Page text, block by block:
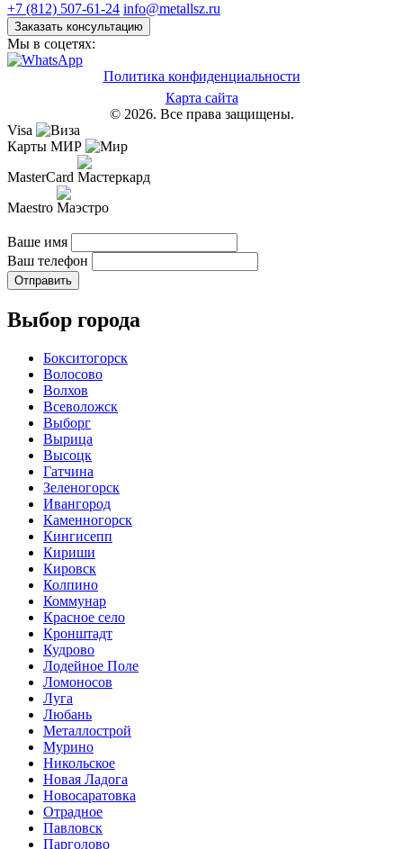
+7 (812) 507-61-24 info@metallsz.ru
Заказать консультацию
Мы в соцетях:
Политика конфиденциальности
Карта сайта
© 2026. Все права защищены.
Visa
Карты МИР
MasterCard
Maestro
Ваше имя
Ваш телефон
Отправить
Выбор города
Бокситогорск
Волосово
Волхов
Всеволожск
Выборг
Вырица
Высоцк
Гатчина
Зеленогорск
Ивангород
Каменногорск
Кингисепп
Кириши
Кировск
Колпино
Коммунар
Красное село
Кронштадт
Кудрово
Лодейное Поле
Ломоносов
Луга
Любань
Металлострой
Мурино
Никольское
Новая Ладога
Новосаратовка
Отрадное
Павловск
Парголово